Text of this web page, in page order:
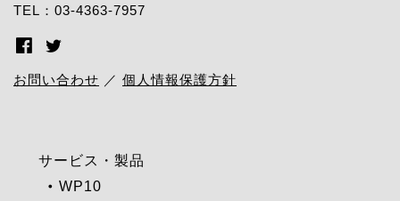
TEL：03-4363-7957
お問い合わせ ／ 個人情報保護方針
サービス・製品
WP10